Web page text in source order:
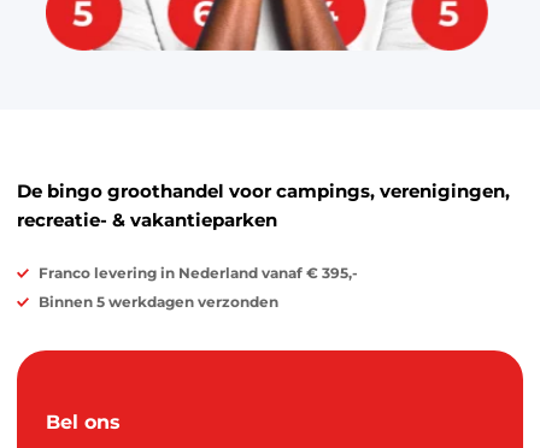
De bingo groothandel voor campings, verenigingen,
recreatie- & vakantieparken
Franco levering in Nederland vanaf € 395,-
Binnen 5 werkdagen verzonden
Bel ons